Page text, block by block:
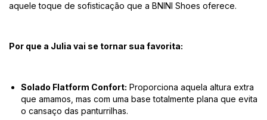
aquele toque de sofisticação que a BNINI Shoes oferece.
Por que a Julia vai se tornar sua favorita:
Solado Flatform Confort: Proporciona aquela altura extra
que amamos, mas com uma base totalmente plana que evita
o cansaço das panturrilhas.